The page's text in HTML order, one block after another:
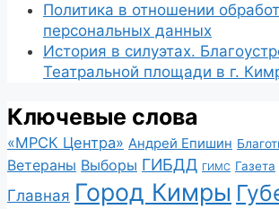
Политика в отношении
персональных данных
История в силуэтах.
Театральной площади в г.
Ключевые слова
«МРСК Центра» Андрей Епишин
Ветераны Выборы ГИБДД ГИМС Газета
Главная Город Кимры